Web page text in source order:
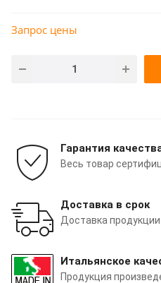
Запрос цены
Гарантия
Весь товар
Доставка в срок
Доставка
Итальянское
Продукция